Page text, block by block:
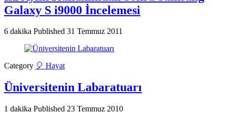
Galaxy S i9000 İncelemesi
6 dakika Published 31 Temmuz 2011
Category 🎈 Hayat
Üniversitenin Labaratuarı
1 dakika Published 23 Temmuz 2010